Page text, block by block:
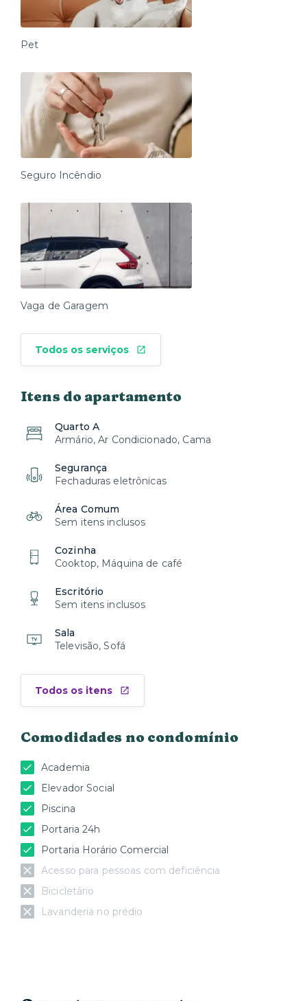
Pet
Seguro Incêndio
Vaga de Garagem
Todos os serviços
Itens do apartamento
Quarto A
Armário, Ar Condicionado, Cama
Segurança
Fechaduras eletrônicas
Área Comum
Sem itens inclusos
Cozinha
Cooktop, Máquina de café
Escritório
Sem itens inclusos
Sala
Televisão, Sofá
Todos os itens
Comodidades no condomínio
Academia
Elevador Social
Piscina
Portaria 24h
Portaria Horário Comercial
Acesso para pessoas com deficiência
Bicicletário
Lavanderia no prédio